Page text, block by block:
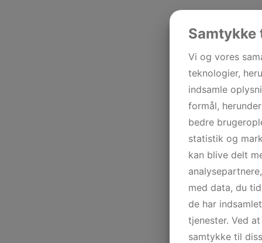
Vi og vores
teknologier,
indsamle
formål,
bedre
statistik og
kan blive delt
med data, du
de har
tjenester. Ved
samtykke til